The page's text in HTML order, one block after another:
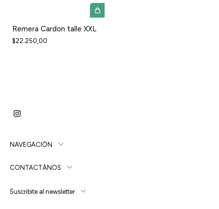
Remera Cardon talle XXL
$22.250,00
NAVEGACIÓN
CONTACTÁNOS
Suscribite al newsletter